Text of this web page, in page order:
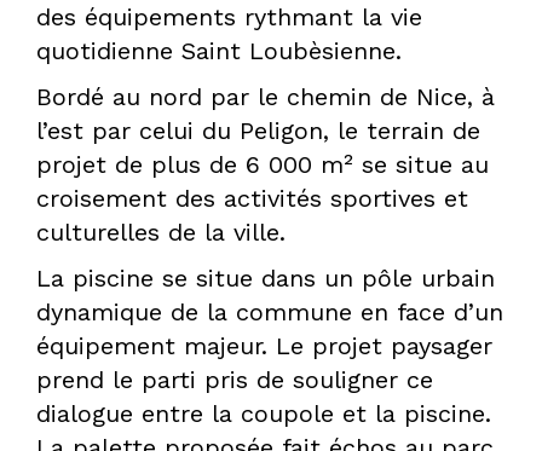
GASTEL,
PAYSAGISTE
DPLG
des équipements rythmant la vie
quotidienne Saint Loubèsienne.
Bordé au nord par le chemin de Nice, à
l’est par celui du Peligon, le terrain de
projet de plus de 6 000 m² se situe au
croisement des activités sportives et
culturelles de la ville.
La piscine se situe dans un pôle urbain
dynamique de la commune en face d’un
équipement majeur. Le projet paysager
prend le parti pris de souligner ce
dialogue entre la coupole et la piscine.